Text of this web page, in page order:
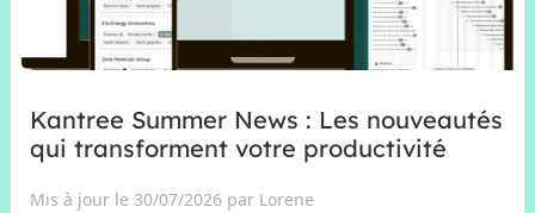
Kantree Summer News : Les nouveautés
qui transforment votre productivité
Mis à jour le 30/07/2026 par Lorene